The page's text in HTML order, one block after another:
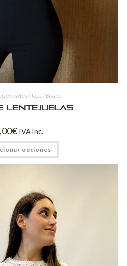
, Camisetas / Tops / Bodies
lentejuelas
€ IVA Inc.
opciones